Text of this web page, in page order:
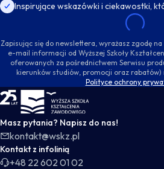
Inspirujące wskazówki i ciekawostki,
Zapisując się do newslettera, wyrażasz zgodę
e-mail informacji od Wyższej Szkoły
oferowanych za pośrednictwem Serwisu
kierunków studiów, promocji oraz rabatów)
Polityce ochrony
WSKZ - strona główna
Masz pytania? Napisz do nas!
kontakt@wskz.pl
Kontakt z infolinią
+48 22 602 01 02